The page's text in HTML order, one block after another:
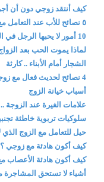
كيف أنتقد زوجي دون أن
٥ نصائح للأب عند التعامل مع الابن في مرحلة المراهقة
10 أمور لا يحبها الرجل في المرأة
لماذا يموت الحب بعد
الشجار أمام الأبناء .. كارثة
4 نصائح لحديث فعال مع زوجك
أسباب خيانة الزوج
علامات الغيرة عند
سلوكيات تربوية خاطئة
حيل للتعامل مع الزوج
كيف أكون هادئة مع زوجي ؟
كيف أكون هادئة الأعصاب
أشياء لا تستحق المشاجرة